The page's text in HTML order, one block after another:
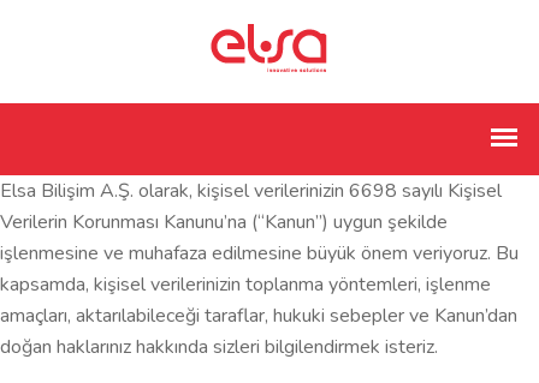
Elsa Bilişim A.Ş. olarak, kişisel verilerinizin 6698 sayılı Kişisel
Verilerin Korunması Kanunu’na (“Kanun”) uygun şekilde
işlenmesine ve muhafaza edilmesine büyük önem veriyoruz. Bu
kapsamda, kişisel verilerinizin toplanma yöntemleri, işlenme
amaçları, aktarılabileceği taraflar, hukuki sebepler ve Kanun’dan
doğan haklarınız hakkında sizleri bilgilendirmek isteriz.